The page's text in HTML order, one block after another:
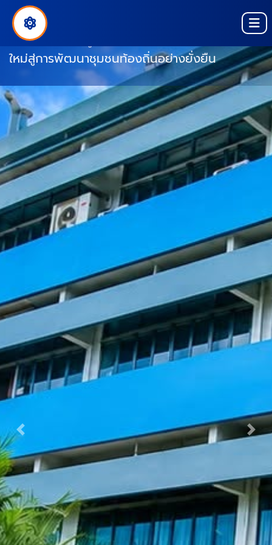
ยินดีต้อนรับสู่สถาบันวิจัยและพัฒนา
บริการวิชาการ บูรณาการงานวิจัย สร้างนวัตกรรม
ใหม่สู่การพัฒนาชุมชนท้องถิ่นอย่างยั่งยืน